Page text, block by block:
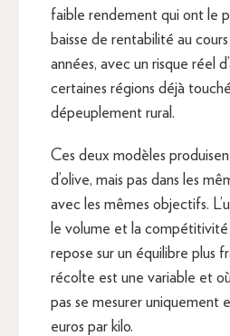
faible rendement qui ont le
baisse de rentabilité au
années, avec un risque réel
certaines régions déjà
dépeuplement rural.
Ces deux modèles
d’olive, mais pas dans les
avec les mêmes objectifs.
le volume et la compétitivité
repose sur un équilibre plus
récolte est une variable et
pas se mesurer uniquement
euros par kilo.